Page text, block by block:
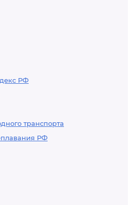
РФ
транспорта
РФ